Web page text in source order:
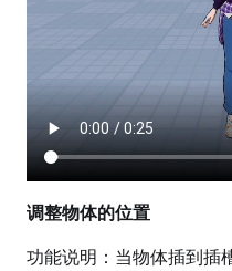
调整物体的位置
功能说明：当物体插到插